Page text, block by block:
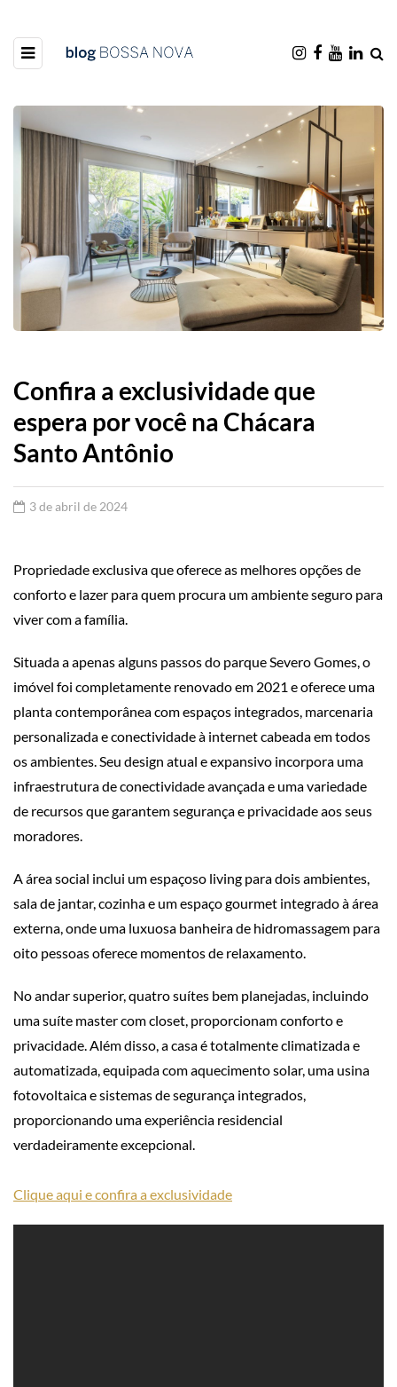
Confira a exclusividade que
espera por você na Chácara
Santo Antônio
3 de abril de 2024
Propriedade exclusiva que oferece as melhores opções de
conforto e lazer para quem procura um ambiente seguro para
viver com a família.
Situada a apenas alguns passos do parque Severo Gomes, o
imóvel foi completamente renovado em 2021 e oferece uma
planta contemporânea com espaços integrados, marcenaria
personalizada e conectividade à internet cabeada em todos
os ambientes. Seu design atual e expansivo incorpora uma
infraestrutura de conectividade avançada e uma variedade
de recursos que garantem segurança e privacidade aos seus
moradores.
A área social inclui um espaçoso living para dois ambientes,
sala de jantar, cozinha e um espaço gourmet integrado à área
externa, onde uma luxuosa banheira de hidromassagem para
oito pessoas oferece momentos de relaxamento.
No andar superior, quatro suítes bem planejadas, incluindo
uma suíte master com closet, proporcionam conforto e
privacidade. Além disso, a casa é totalmente climatizada e
automatizada, equipada com aquecimento solar, uma usina
fotovoltaica e sistemas de segurança integrados,
proporcionando uma experiência residencial
verdadeiramente excepcional.
Clique aqui e confira a exclusividade